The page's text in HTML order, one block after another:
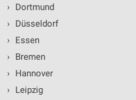
›
Dortmund
›
Düsseldorf
›
Essen
›
Bremen
›
Hannover
›
Leipzig